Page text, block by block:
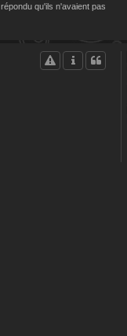
qu'ils n'avaient pas